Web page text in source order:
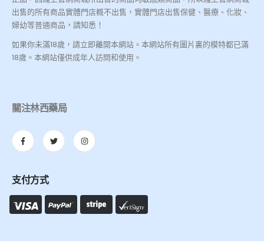
出售的所有商品實體門店概不出售，實體門店出售保健、醫療、化妝、
婦幼等普通商品，請知悉！
如果你未滿18歲，請立即離開本網站。本網站所有圖片裏的模特都已滿
18歲。本網站僅供成年人訪問和使用。
關注林西藥局
支付方式